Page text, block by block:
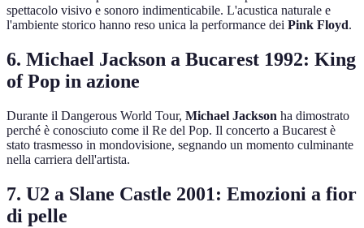
spettacolo visivo e sonoro indimenticabile. L'acustica naturale e
l'ambiente storico hanno reso unica la performance dei Pink Floyd.
6. Michael Jackson a Bucarest 1992: King
of Pop in azione
Durante il Dangerous World Tour, Michael Jackson ha dimostrato
perché è conosciuto come il Re del Pop. Il concerto a Bucarest è
stato trasmesso in mondovisione, segnando un momento culminante
nella carriera dell'artista.
7. U2 a Slane Castle 2001: Emozioni a fior
di pelle